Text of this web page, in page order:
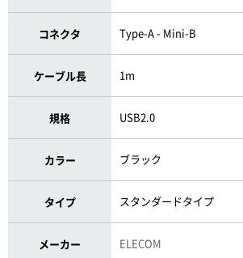
コネクタ Type-A - Mini-B
ケーブル長 1m
規格 USB2.0
カラー ブラック
タイプ スタンダードタイプ
メーカー ELECOM